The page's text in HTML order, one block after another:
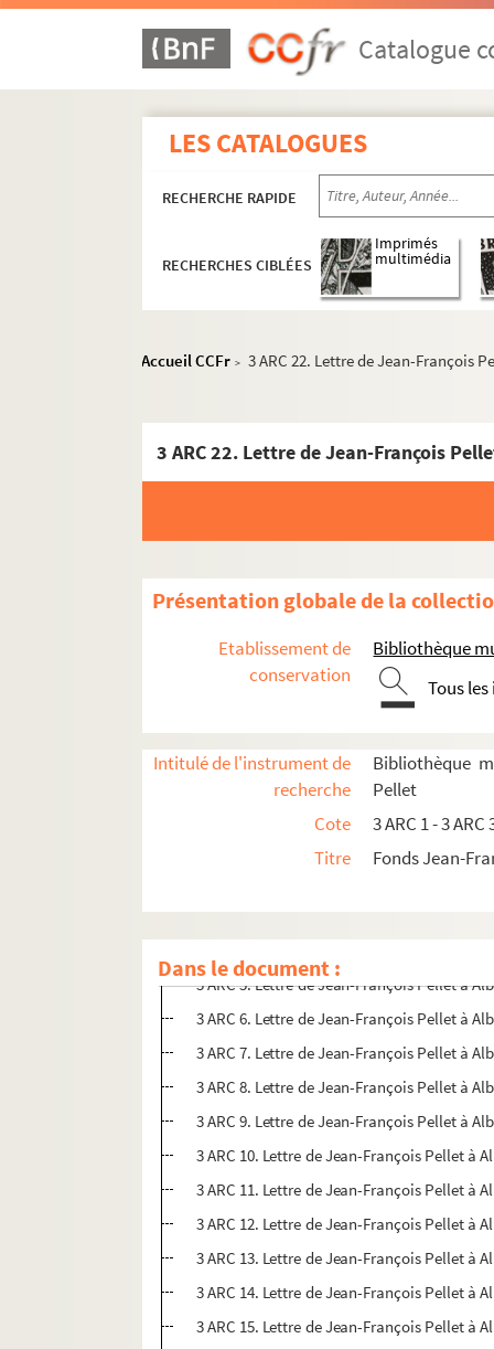
Catalogue
LES CATALOGUES
RECHERCHE RAPIDE
RECHERCHES CIBLÉES
Imprimés
multimédia
Accueil CCFr > 3 ARC 22. Lettre de Jean-François
3 ARC 22. Lettre de Jean-François
Présentation globale de la
Etablissement de
conservation
Bibliothèque
Tous
Intitulé de l'instrument de
recherche
Bibliothèque
Pellet
Cote
3 ARC 1 - 3 ARC
Titre
Fonds Jean-
Dans le document :
3 ARC 1. Lettre de Jean-François Pellet à
3 ARC 3. Lettre de Jean-François Pellet à
3 ARC 5. Lettre de Jean-François Pellet à
3 ARC 6. Lettre de Jean-François Pellet à
3 ARC 7. Lettre de Jean-François Pellet à
3 ARC 8. Lettre de Jean-François Pellet à
3 ARC 9. Lettre de Jean-François Pellet à
3 ARC 10. Lettre de Jean-François Pellet à
3 ARC 11. Lettre de Jean-François Pellet à
3 ARC 12. Lettre de Jean-François Pellet à
3 ARC 13. Lettre de Jean-François Pellet à
3 ARC 14. Lettre de Jean-François Pellet à
3 ARC 15. Lettre de Jean-François Pellet à